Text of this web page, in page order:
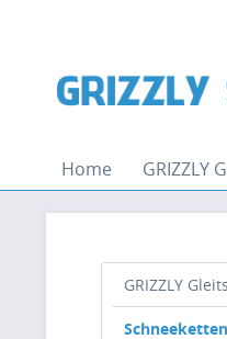
Home GRIZZLY
GRIZZLY
Schneeketten